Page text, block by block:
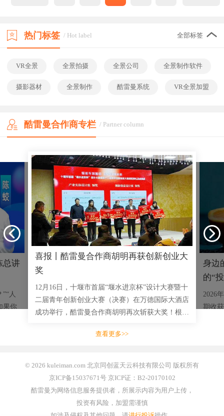
热门标签 / Hot label 全部标签
VR全景 全景拍摄 全景公司 全景制作软件
摄影器材 全景制作 酷雷曼系统 VR全景加盟
酷雷曼合作商专栏 / Partner column
总讲
人
果你
喜报丨酷雷曼合作商胡明再获创新创业大
奖
12月16日，十堰市首届“堰水进京杯”设计大赛暨十
二届青年创新创业大赛（决赛）在万德国际大酒店
成功举行，酷雷曼合作商胡明再次斩获大奖！根据
业开展对接会；对优质项�
身边
的“
2026
期收
查看更多>>
© 2026 kuleiman.com 北京同创蓝天云科技有限公司 版权所有
京ICP备15037671号 京ICP证：B2-20170102
酷雷曼为网络信息服务提供者，所展示内容为用户上传，
投资有风险，加盟需谨慎